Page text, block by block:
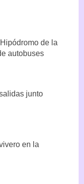
de la
autobuses
junto
en la